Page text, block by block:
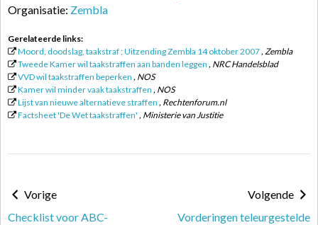
Organisatie: Zembla
Gerelateerde links:
Moord, doodslag, taakstraf ; Uitzending Zembla 14 oktober 2007, Zembla
Tweede Kamer wil taakstraffen aan banden leggen , NRC Handelsblad
VVD wil taakstraffen beperken , NOS
Kamer wil minder vaak taakstraffen , NOS
Lijst van nieuwe alternatieve straffen , Rechtenforum.nl
Factsheet 'De Wet taakstraffen' , Ministerie van Justitie
Vorige
Checklist voor ABC-
Volgende
Vorderingen teleurgestelde